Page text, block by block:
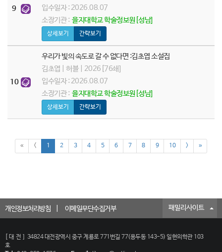
9
입수일자 : 2026.08.07
소장기관 : 을지대학교 학술정보원[성남]
상세보기 간략보기
10
우리가 빛의 속도로 갈 수 없다면 :김초엽 소설집
김초엽 | 허블 | 2026[76쇄]
입수일자 : 2026.08.07
소장기관 : 을지대학교 학술정보원[성남]
상세보기 간략보기
« < 1 2 3 4 5 6 7 8 9 10 > »
개인정보처리방침 이메일무단수집거부 패밀리사이트
[대전] 34824 대전광역시 중구 계룡로 771번길 77(용두동 143-5) 일현의학관 103
호